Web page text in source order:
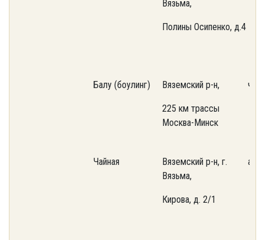
Вязьма,
Полины Осипенко, д.4
Балу (боулинг) Вяземский р-н,
225 км трассы
Москва-Минск
Чайная
Вяземский р-н, г.
Вязьма,
Кирова, д. 2/1